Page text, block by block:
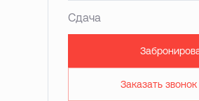
Сдача
Заказать звонок